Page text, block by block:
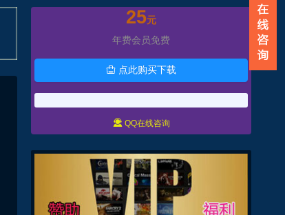
25元
年费会员免费
 点此购买下载
 QQ在线咨询